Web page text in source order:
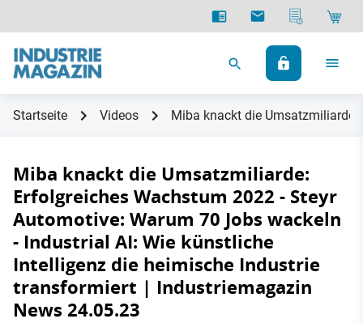
Startseite Videos Miba knackt die
Miba knackt die Umsatzmiliarde:
Erfolgreiches Wachstum 2022 - Steyr
Automotive: Warum 70 Jobs wackeln
- Industrial AI: Wie künstliche
Intelligenz die heimische Industrie
transformiert | Industriemagazin
News 24.05.23